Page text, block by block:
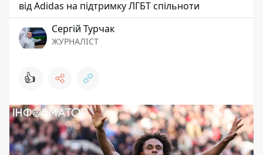
від Аdidas на підтримку ЛГБТ спільноти
Сергій Турчак
ЖУРНАЛІСТ
👍